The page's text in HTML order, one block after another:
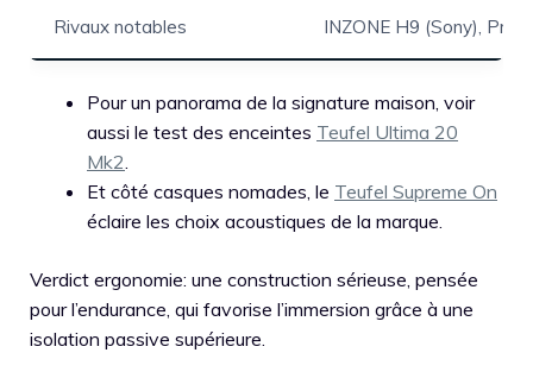
Rivaux notables INZONE H9 (Sony), Pro
Pour un panorama de la signature maison, voir
aussi le test des enceintes Teufel Ultima 20
Mk2
Et côté casques nomades, le Teufel Supreme On
éclaire les choix acoustiques de la marque.
Verdict ergonomie: une construction sérieuse, pensée
pour l’endurance, qui favorise l’immersion grâce à une
isolation passive supérieure.